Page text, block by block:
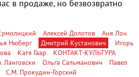
в продаже, но безвозвратно
Алексей Долотов
Аня Лоч
Нюберг Дмитрий Кустанович
Игорь
Катя Гаар
КОНТАКТ-КУЛЬТУРА
Ланговски Ольга Сальманович
Павел
С.М. Прокудин-Горский